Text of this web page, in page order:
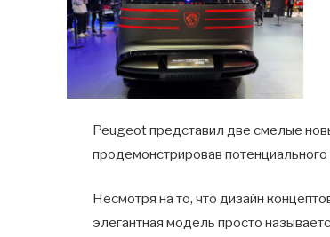
Peugeot представил две смелые
продемонстрировав
Несмотря на то, что дизайн
элегантная модель просто